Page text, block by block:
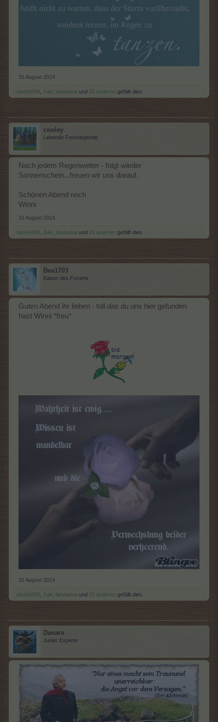
31 August 2014
darkly099 Jule fandarina und 25 anderen gefällt dies.
cooley
Lebende Forenlegende
Nach jedem Regenwetter - folgt wieder
Sonnenschein...freuen wir uns darauf.
Schönen Abend noch
Winni
31 August 2014
darkly099 Jule fandarina und 26 anderen gefällt dies.
Bea1703
Kaiser des Forums
Guten Abend ihr lieben - toll das du uns hier gefunden
hast Winni *freu*
31 August 2014
darkly099 Jule fandarina und 25 anderen gefällt dies.
Danara
Junior Experte